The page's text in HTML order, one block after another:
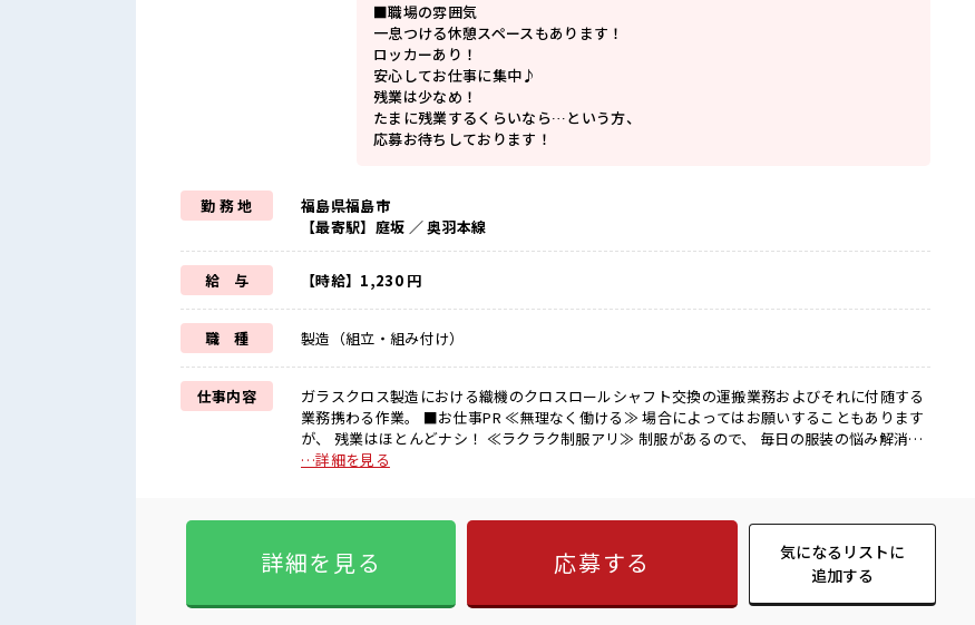
■職場の雰囲気
一息つける休憩スペースもあります！
ロッカーあり！
安心してお仕事に集中♪
残業は少なめ！
たまに残業するくらいなら…という方、
応募お待ちしております！
勤 務 地
福島県福島市
【最寄駅】庭坂 ／ 奥羽本線
給 与 【時給】1,230 円
職 種 製造（組立・組み付け）
仕事内容
ガラスクロス製造における織機のクロスロールシャフト交換の運搬業務およびそれに付随する
業務携わる作業。 ■お仕事PR ≪無理なく働ける≫ 場合によってはお願いすることもあります
が、 残業はほとんどナシ！ ≪ラクラク制服アリ≫ 制服があるので、 毎日の服装の悩み解消♪
≪未経験でも活躍できる≫ 新しいことにチャレンジするのは不安だけど、 しっかり働く環境
憩スペースもあります！ ロッカーあり！ 安心してお仕事に集中♪ 残業は少なめ！ たまに残業
…詳細を見る
詳細を見る 応募する
気になるリストに
追加する